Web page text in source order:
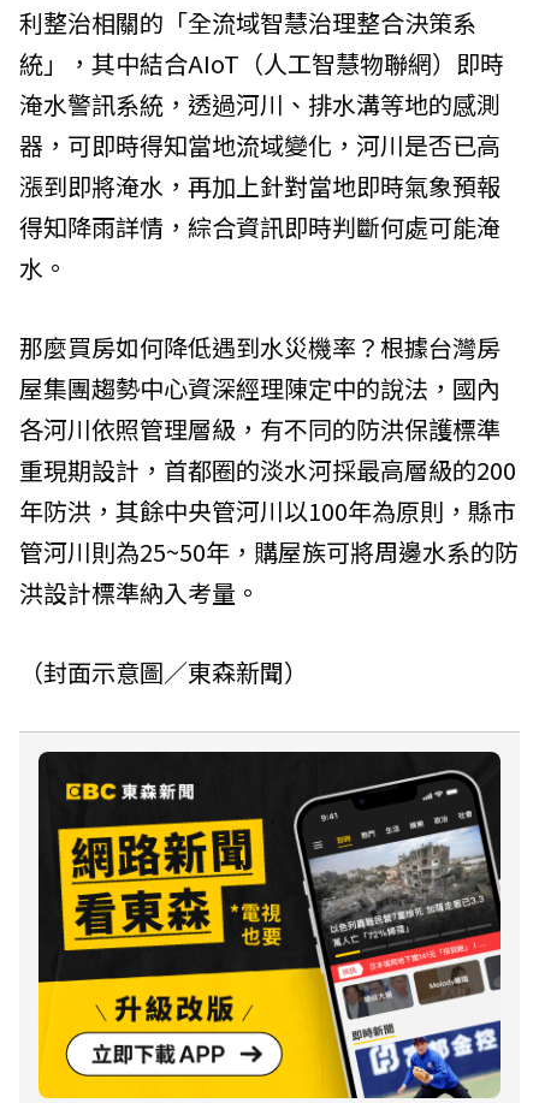
利整治相關的「全流域智慧治理整合決策系
統」，其中結合AIoT（人工智慧物聯網）即時
淹水警訊系統，透過河川、排水溝等地的感測
器，可即時得知當地流域變化，河川是否已高
漲到即將淹水，再加上針對當地即時氣象預報
得知降雨詳情，綜合資訊即時判斷何處可能淹
水。
那麼買房如何降低遇到水災機率？根據台灣房
屋集團趨勢中心資深經理陳定中的說法，國內
各河川依照管理層級，有不同的防洪保護標準
重現期設計，首都圈的淡水河採最高層級的200
年防洪，其餘中央管河川以100年為原則，縣市
管河川則為25~50年，購屋族可將周邊水系的防
洪設計標準納入考量。
（封面示意圖／東森新聞）